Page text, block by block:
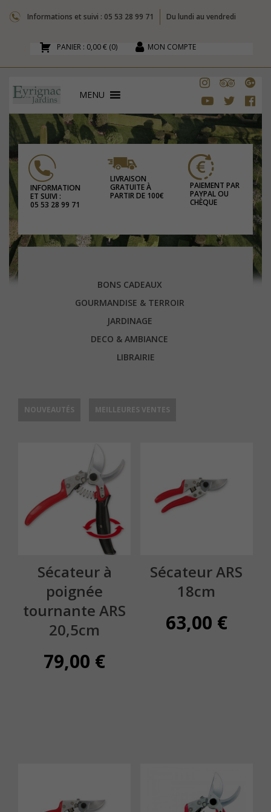
Informations et suivi : 05 53 28 99 71 Du lundi au vendredi
PANIER : 0,00 € (0) MON COMPTE
MENU
INFORMATION
ET SUIVI :
05 53 28 99 71
LIVRAISON
GRATUITE À
PARTIR DE 100€
PAIEMENT PAR
PAYPAL OU
CHÈQUE
BONS CADEAUX
GOURMANDISE & TERROIR
JARDINAGE
DECO & AMBIANCE
LIBRAIRIE
NOUVEAUTÉS MEILLEURES VENTES
Sécateur à
poignée
tournante ARS
20,5cm
79,00 €
Sécateur ARS
18cm
63,00 €